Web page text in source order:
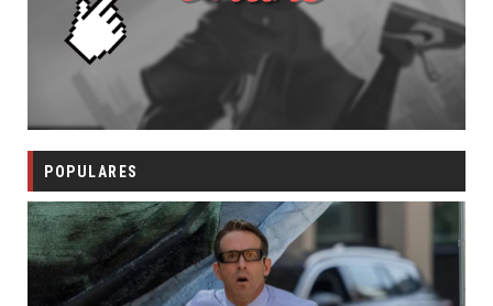
POPULARES